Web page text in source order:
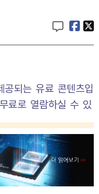
되는 유료 콘텐츠입
료로 열람하실 수 있